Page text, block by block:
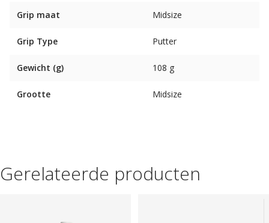
Grip maat Midsize
Grip Type Putter
Gewicht (g) 108 g
Grootte Midsize
Gerelateerde producten